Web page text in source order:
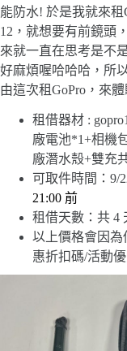
能防水! 於是我就來租
12，就想要有前鏡頭
來就一直在思考是不
好麻煩喔哈哈哈，所
由這次租GoPro，來
租借器材 :
廠電池*1+相機
廠潛水殼+雙充
可取件時間：9/
21:00 前
租借天數：共 4
以上價格會因為
惠折扣碼/活動